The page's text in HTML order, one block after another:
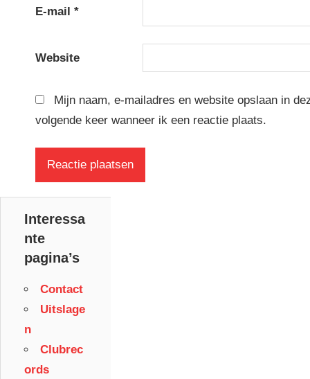
E-mail *
Website
Mijn naam, e-mailadres en website opslaan in
volgende keer wanneer ik een reactie plaats.
Interessa
nte
pagina’s
Contact
Uitslage
n
Clubrec
ords